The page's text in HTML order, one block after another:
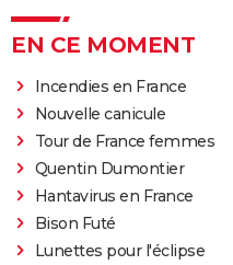
EN CE MOMENT
Incendies en France
Nouvelle canicule
Tour de France femmes
Quentin Dumontier
Hantavirus en France
Bison Futé
Lunettes pour l'éclipse